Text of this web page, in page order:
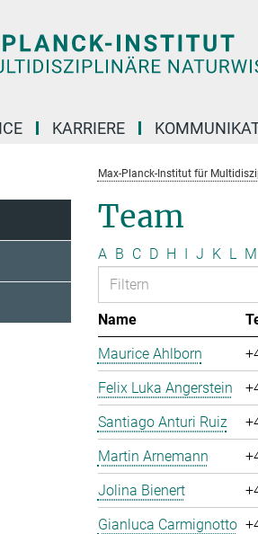
KARRIERE
Max-Planck-Institut für
Team
A B C D H I J K L M
Name
Maurice Ahlborn
Felix Luka Angerstein
Santiago Anturi Ruiz
Martin Arnemann
Jolina Bienert
Gianluca Carmignotto